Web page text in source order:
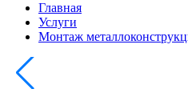
Главная
Услуги
Монтаж
МОНТАЖ